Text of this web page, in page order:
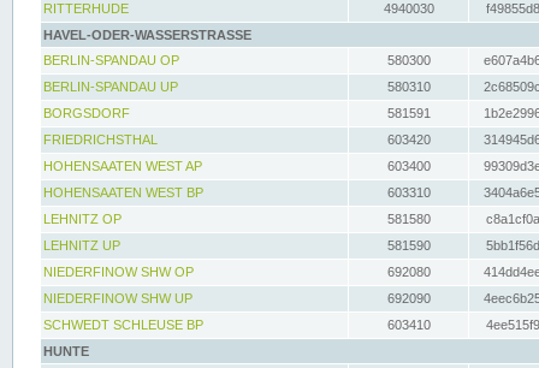
RITTERHUDE
4940030
HAVEL-ODER-WASSERSTRASSE
BERLIN-SPANDAU OP
580300
BERLIN-SPANDAU UP
580310
BORGSDORF
581591
FRIEDRICHSTHAL
603420
HOHENSAATEN WEST AP
603400
HOHENSAATEN WEST BP
603310
LEHNITZ OP
581580
LEHNITZ UP
581590
NIEDERFINOW SHW OP
692080
NIEDERFINOW SHW UP
692090
SCHWEDT SCHLEUSE BP
603410
HUNTE